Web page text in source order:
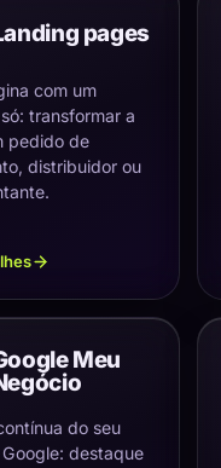
pages
com um
transformar a
pedido de
distribuidor ou
Meu
do seu
destaque